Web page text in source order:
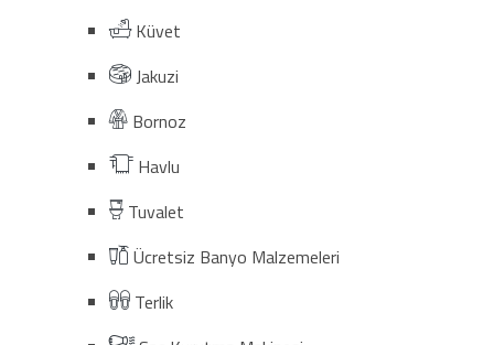
Küvet
Jakuzi
Bornoz
Havlu
Tuvalet
Ücretsiz Banyo Malzemeleri
Terlik